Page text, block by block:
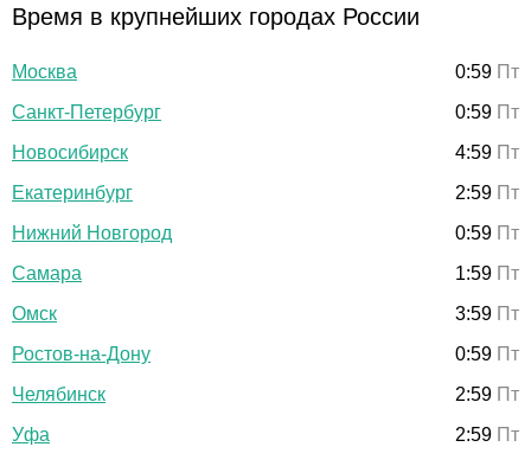
Время в крупнейших городах России
Москва 0:59 Пт
Санкт-Петербург
0:59 Пт
Новосибирск
4:59 Пт
Екатеринбург
2:59 Пт
Нижний Новгород
0:59 Пт
Самара
1:59 Пт
Омск
3:59 Пт
Ростов-на-Дону
0:59 Пт
Челябинск
2:59 Пт
Уфа
2:59 Пт